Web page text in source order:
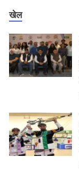
खेल